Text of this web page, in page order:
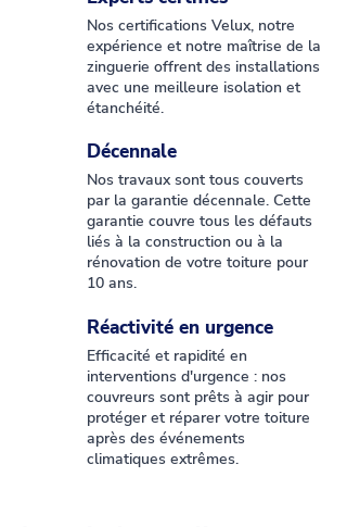
Nos certifications Velux, notre
expérience et notre maîtrise de la
zinguerie offrent des installations
avec une meilleure isolation et
étanchéité.
Décennale
Nos travaux sont tous couverts
par la garantie décennale. Cette
garantie couvre tous les défauts
liés à la construction ou à la
rénovation de votre toiture pour
10 ans.
Réactivité en urgence
Efficacité et rapidité en
interventions d'urgence : nos
couvreurs sont prêts à agir pour
protéger et réparer votre toiture
après des événements
climatiques extrêmes.